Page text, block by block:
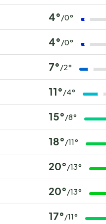
4° /0°
4° /0°
7° /2°
11° /4°
15° /8°
18° /11°
20° /13°
20° /13°
17° /11°